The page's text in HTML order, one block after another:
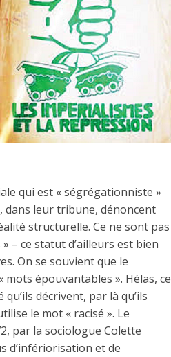
qui est « ségrégationniste »
dans leur tribune, dénoncent
structurelle. Ce ne sont pas
– ce statut d’ailleurs est bien
On se souvient que le
épouvantables ». Hélas, ce
décrivent, par là qu’ils
le mot « racisé ». Le
par la sociologue Colette
d’infériorisation et de